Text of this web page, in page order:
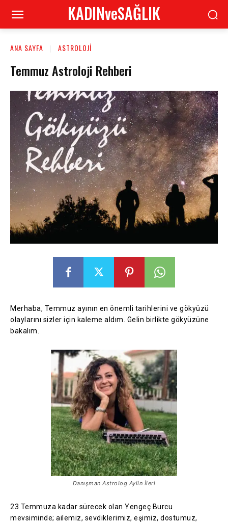
KADINveSAĞLIK
ANA SAYFA ASTROLOJI
Temmuz Astroloji Rehberi
Merhaba, Temmuz ayının en önemli tarihlerini ve gökyüzü
olaylarını sizler için kaleme aldım. Gelin birlikte gökyüzüne
bakalım.
Danışman Astrolog Aylin İleri
23 Temmuza kadar sürecek olan Yengeç Burcu
mevsiminde; ailemiz, sevdiklerimiz, eşimiz, dostumuz,